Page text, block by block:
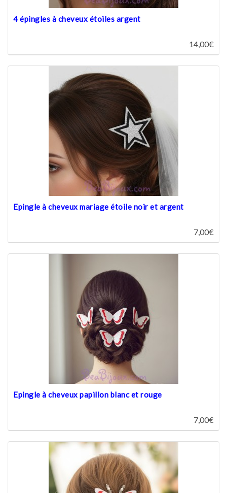
4 épingles à cheveux étoiles argent
14,00€
Epingle à cheveux mariage étoile noir et argent
7,00€
Epingle à cheveux papillon blanc et rouge
7,00€